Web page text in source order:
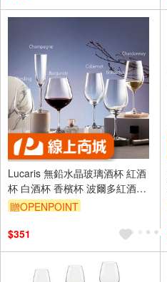
Lucaris 無鉛水晶玻璃酒杯 紅酒
杯 白酒杯 香檳杯 波爾多紅酒杯
東京系列 金益合玻璃器皿
贈OPENPOINT
$351